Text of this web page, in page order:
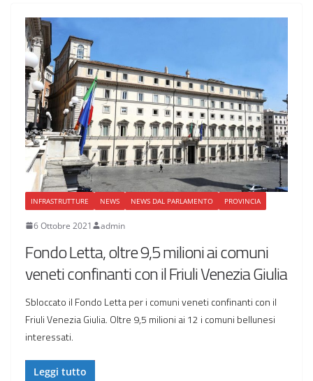
INFRASTRUTTURE NEWS NEWS DAL PARLAMENTO PROVINCIA
6 Ottobre 2021 admin
Fondo Letta, oltre 9,5 milioni ai comuni
veneti confinanti con il Friuli Venezia Giulia
Sbloccato il Fondo Letta per i comuni veneti confinanti con il
Friuli Venezia Giulia. Oltre 9,5 milioni ai 12 i comuni bellunesi
interessati.
Leggi tutto